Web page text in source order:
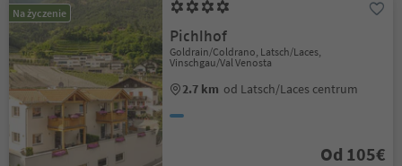
Na życzenie
Pichlhof
Goldrain/Coldrano, Latsch/Laces,
Vinschgau/Val Venosta
2.7 km od Latsch/Laces centrum
Od 105€